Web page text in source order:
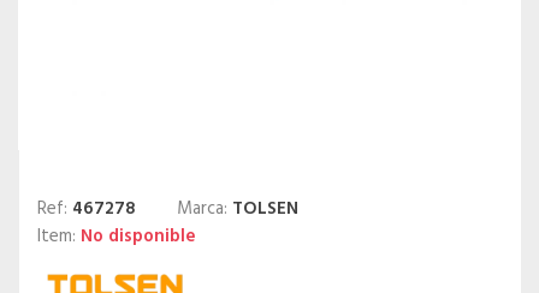
Ref: 467278 Marca: TOLSEN
Item: No disponible